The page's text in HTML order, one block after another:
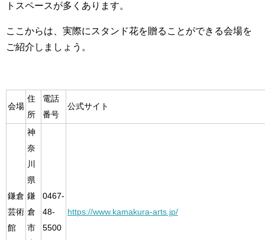
トスペースが多くあります。
ここからは、実際にスタンド花を贈ることができる会場を
ご紹介しましょう。
会場
住
所
電話
番号
公式サイト
鎌倉
芸術
館
神
奈
川
県
鎌
倉
市
0467-
48-
5500
https://www.kamakura-arts.jp/